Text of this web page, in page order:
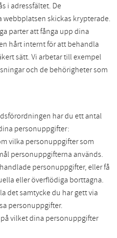
i adressfältet. De
skickas krypterade.
parter att fånga upp dina
hårt internt för att behandla
sätt. Vi arbetar till exempel
och de behörigheter som
har du ett antal
personuppgifter:
vilka personuppgifter som
personuppgifterna används.
personuppgifter, eller få
eller överflödiga borttagna.
det samtycke du har gett via
personuppgifter.
vilket dina personuppgifter